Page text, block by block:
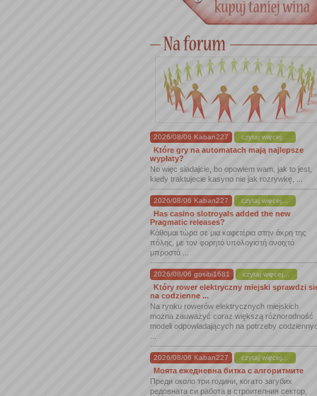
2026/08/06 Kaban227 czytaj więcej...
Które gry na automatach mają najlepsze
wypłaty?
No więc siadajcie, bo opowiem wam, jak to jest,
kiedy traktujecie kasyno nie jak rozrywkę, ...
2026/08/06 Kaban227 czytaj więcej...
Has casino slotroyals added the new
Pragmatic releases?
Κάθομαι τώρα σε μια καφετέρια στην άκρη της
πόλης, με τον φορητό υπολογιστή ανοιχτό
μπροστά ...
2026/08/06 gosibi1681 czytaj więcej...
Który rower elektryczny miejski sprawdzi
na codzienne ...
Na rynku rowerów elektrycznych miejskich
można zauważyć coraz większą różnorodność
modeli odpowiadających na potrzeby
2026/08/06 Kaban227 czytaj więcej...
Моята ежедневна битка с алгоритмите
Преди около три години, когато загубих
редовната си работа в строителния сектор,